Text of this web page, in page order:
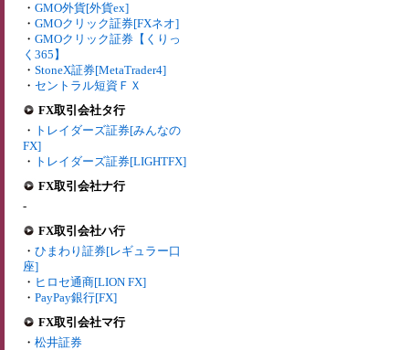
・ GMO外貨[外貨ex]
・ GMOクリック証券[FXネオ]
・ GMOクリック証券【くりっ
く365】
・ StoneX証券[MetaTrader4]
・ セントラル短資ＦＸ
FX取引会社タ行
・ トレイダーズ証券[みんなの
FX]
・ トレイダーズ証券[LIGHTFX]
FX取引会社ナ行
-
FX取引会社ハ行
・ ひまわり証券[レギュラー口
座]
・ ヒロセ通商[LION FX]
・ PayPay銀行[FX]
FX取引会社マ行
・ 松井証券